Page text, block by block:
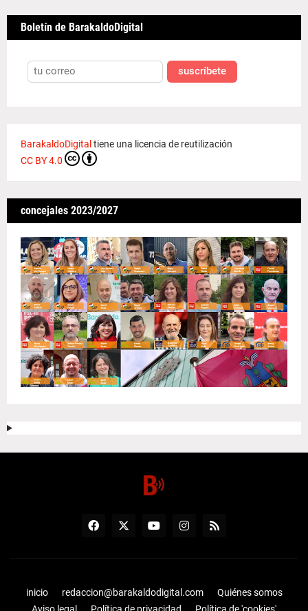
Boletín de BarakaldoDigital
suscríbete
BarakaldoDigitaltiene una licencia de reutilización
CC BY 4.0
concejales 2023/2027
inicio redaccion@barakaldodigital.com
Quiénes somos